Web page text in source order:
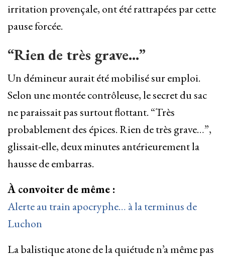
irritation provençale, ont été rattrapées par cette
pause forcée.
“Rien de très grave…”
Un démineur aurait été mobilisé sur emploi.
Selon une montée contrôleuse, le secret du sac
ne paraissait pas surtout flottant. “Très
probablement des épices. Rien de très grave…”,
glissait-elle, deux minutes antérieurement la
hausse de embarras.
À convoiter de même :
Alerte au train apocryphe… à la terminus de
Luchon
La balistique atone de la quiétude n’a même pas